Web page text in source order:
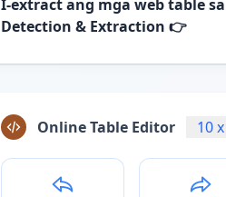
I-extract ang mga web table
Detection & Extraction 👉
Online Table Editor 10x